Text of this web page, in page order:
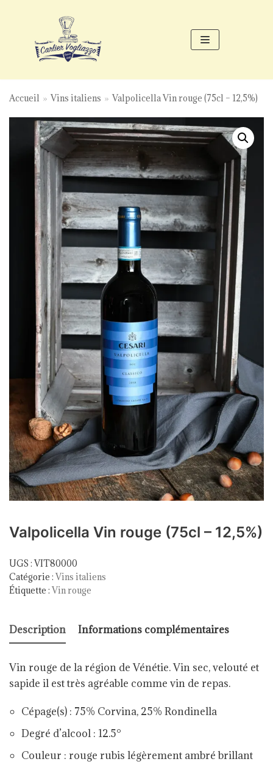
contenu
Accueil » Vins italiens » Valpolicella Vin rouge (75cl – 12,5%)
Valpolicella Vin rouge (75cl – 12,5%)
UGS :VIT80000
Catégorie : Vins italiens
Étiquette : Vin rouge
Description Informations complémentaires
Vin rouge de la région de Vénétie. Vin sec, velouté et
sapide il est très agréable comme vin de repas.
Cépage(s) : 75% Corvina, 25% Rondinella
Degré d’alcool : 12.5°
Couleur : rouge rubis légèrement ambré brillant